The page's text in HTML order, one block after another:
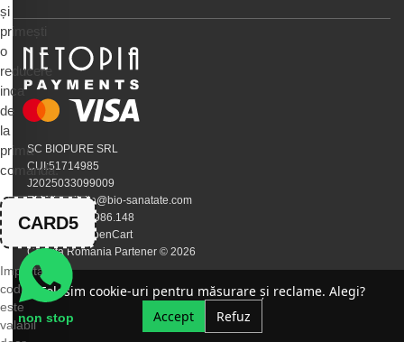
SC BIOPURE SRL
CUI:51714985
J2025033099009
EMAIL:calivita@bio-sanatate.com
Telefon:0745.986.148
Susținut de OpenCart
Calivita Romania Partener © 2026
Folosim cookie-uri pentru măsurare și reclame. Alegi?
Accept
Refuz
și
primești
o
reducere
inca
de
la
prima
comandă.
CARD5
Important:
codul
este
valabilnon stop